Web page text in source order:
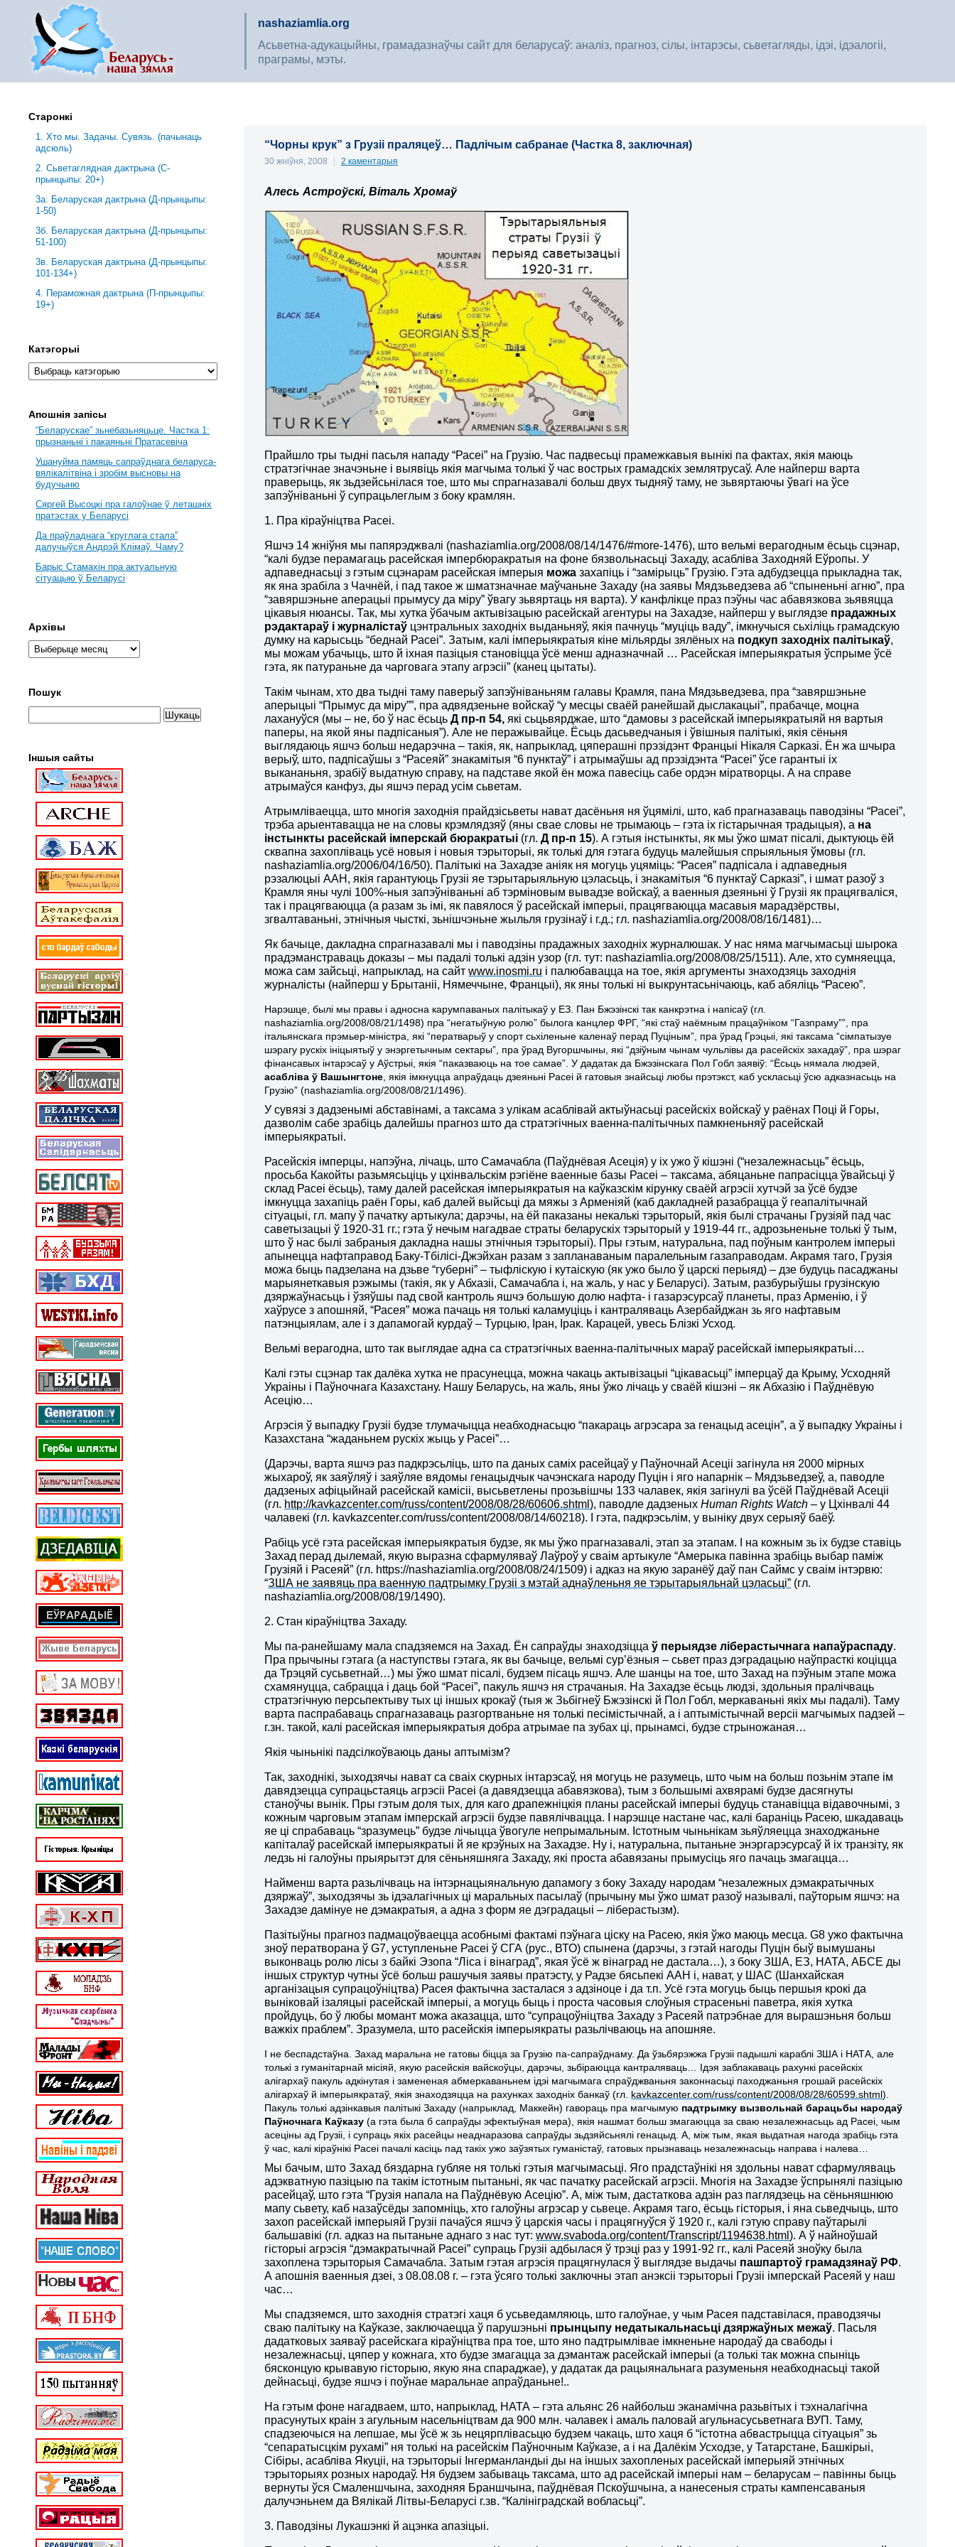
nashaziamlia.org
Асьветна-адукацыйны, грамадазнаўчы сайт для беларусаў: аналіз, прагноз, сілы, інтарэсы, сьветагляды, ідэі, ідэалогіі,
праграмы, мэты.
“Чорны крук” з Грузіі праляцеў… Падлічым сабранае (Частка 8, заключная)
30 жніўня, 2008 | 2 каментарыя
Алесь Астроўскі, Віталь Хромаў
Прайшло тры тыдні пасьля нападу “Расеі” на Грузію. Час падвесьці прамежкавыя вынікі па фактах, якія маюць
стратэгічнае значэньне і выявіць якія магчыма толькі ў час вострых грамадскіх землятрусаў. Але найперш варта
праверыць, як зьдзейсьнілася тое, што мы спрагназавалі больш двух тыдняў таму, не зьвяртаючы ўвагі на ўсе
запэўніваньні ў супрацьлеглым з боку крамлян.
1. Пра кіраўніцтва Расеі.
Яшчэ 14 жніўня мы папярэджвалі (nashaziamlia.org/2008/08/14/1476/#more-1476), што вельмі верагодным ёсьць сцэнар,
“калі будзе перамагаць расейская імпербюракратыя на фоне бязвольнасьці Захаду, асабліва Заходняй Еўропы. У
адпаведнасьці з гэтым сцэнарам расейская імперыя можа захапіць і “замірыць” Грузію. Гэта адбудзецца прыкладна так,
як яна зрабіла з Чачнёй, і пад такое ж шматзначнае маўчаньне Захаду (на заявы Мядзьведзева аб “спыненьні агню”, пра
“завяршэньне аперацыі прымусу да міру” ўвагу зьвяртаць ня варта). У канфлікце праз пэўны час абавязкова зьявяцца
цікавыя нюансы. Так, мы хутка ўбачым актывізацыю расейскай агентуры на Захадзе, найперш у выглядзе прадажных
рэдактараў і журналістаў цэнтральных заходніх выданьняў, якія пачнуць “муціць ваду”, імкнучыся сьхіліць грамадскую
думку на карысьць “беднай Расеі”. Затым, калі імперыякратыя кіне мільярды зялёных на подкуп заходніх палітыкаў,
мы можам убачыць, што й іхная пазіцыя становіцца ўсё менш адназначнай … Расейская імперыякратыя ўспрыме ўсё
гэта, як патураньне да чарговага этапу агрэсіі” (канец цытаты).
Такім чынам, хто два тыдні таму паверыў запэўніваньням галавы Крамля, пана Мядзьведзева, пра “завяршэньне
аперыцыі “Прымус да міру””, пра адвядзеньне войскаў “у месцы сваёй ранейшай дыслакацыі”, прабачце, моцна
лахануўся (мы – не, бо ў нас ёсьць Д пр-п 54, які сьцьвярджае, што “дамовы з расейскай імперыякратыяй ня вартыя
паперы, на якой яны падпісаныя”). Але не перажывайце. Ёсьць дасьведчаныя і ўвішныя палітыкі, якія сёньня
выглядаюць яшчэ больш недарэчна – такія, як, напрыклад, цяперашні прэзідэнт Францыі Нікаля Сарказі. Ён жа шчыра
верыў, што, падпісаўшы з “Расеяй” знакамітыя “6 пунктаў” і атрымаўшы ад прэзідэнта “Расеі” ўсе гарантыі іх
выкананьня, зрабіў выдатную справу, на падставе якой ён можа павесіць сабе ордэн міратворцы. А на справе
атрымаўся канфуз, ды яшчэ перад усім сьветам.
Атрымліваецца, што многія заходнія прайдзісьветы нават дасёньня ня ўцямілі, што, каб прагназаваць паводзіны “Расеі”,
трэба арыентавацца не на словы крэмлядзяў (яны свае словы не трымаюць – гэта іх гістарычная традыцыя), а на
інстынкты расейскай імперскай бюракратыі (гл.Д пр-п 15). А гэтыя інстынкты, як мы ўжо шмат пісалі, дыктуюць ёй
сквапна захопліваць усё новыя і новыя тэрыторыі, як толькі для гэтага будуць малейшыя спрыяльныя ўмовы (гл.
nashaziamlia.org/2006/04/16/50). Палітыкі на Захадзе аніяк ня могуць уцяміць: “Расея” падпісала і адпаведныя
рэзалюцыі ААН, якія гарантуюць Грузіі яе тэрытарыяльную цэласьць, і знакамітыя “6 пунктаў Сарказі”, і шмат разоў з
Крамля яны чулі 100%-ныя запэўніваньні аб тэрміновым вывадзе войскаў, а ваенныя дзеяньні ў Грузіі як працягваліся,
так і працягваюцца (а разам зь імі, як павялося ў расейскай імперыі, працягваюцца масавыя марадзёрствы,
згвалтаваньні, этнічныя чысткі, зьнішчэньне жыльля грузінаў і г.д.; гл. nashaziamlia.org/2008/08/16/1481)…
Як бачыце, дакладна спрагназавалі мы і паводзіны прадажных заходніх журналюшак. У нас няма магчымасьці шырока
прадэманстраваць доказы – мы падалі толькі адзін узор (гл. тут: nashaziamlia.org/2008/08/25/1511). Але, хто сумняецца,
можа сам зайсьці, напрыклад, на сайтwww.inosmi.ru і палюбавацца на тое, якія аргументы знаходзяць заходнія
журналісты (найперш у Брытаніі, Нямеччыне, Францыі), як яны толькі ні выкрунтасьнічаюць, каб абяліць “Расею”.
Нарэшце, былі мы правы і адносна карумпаваных палітыкаў у ЕЗ. Пан Бжэзінскі так канкрэтна і напісаў (гл.
nashaziamlia.org/2008/08/21/1498) пра “негатыўную ролю” былога канцлер ФРГ, “які стаў наёмным працаўніком “Газпраму””, пра
італьянскага прэмьер-міністра , які “ператварыў у спорт сьхіленьне каленаў перад Пуціным”, пра ўрад Грэцыі, які таксама “сімпатызуе
шэрагу рускіх ініцыятыў у энэргетычным сектары”, пра ўрад Вугоршчыны , які “дзіўным чынам чульлівы да расейскіх захадаў”, пра шэраг
фінансавых інтарэсаўу Аўстрыі , якія “паказваюць на тое самае”. У дадатак да Бжэзінскага Пол Гобл заявіў: “Ёсьць нямала людзей,
асабліва ў Вашынгтоне , якія імкнуцца апраўдаць дзеяньні Расеі й гатовыя знайсьці любы прэтэкст, каб ускласьці ўсю адказнасьць на
Грузію” (nashaziamlia.org/2008/08/21/1496).
У сувязі з дадзенымі абставінамі, а таксама з улікам асаблівай актыўнасьці расейскіх войскаў у раёнах Поці й Горы,
дазволім сабе зрабіць далейшы прагноз што да стратэгічных ваенна-палітычных памкненьняў расейскай
імперыякратыі.
Расейскія імперцы, напэўна, лічаць, што Самачабла (Паўднёвая Асеція) у іх ужо ў кішэні (“незалежнасьць” ёсьць,
просьба Какойты разьмясьціць у цхінвальскім рэгіёне ваенные базы Расеі – таксама, абяцаньне папрасіцца ўвайсьці ў
склад Расеі ёсьць), таму далей расейская імперыякратыя на каўказскім кірунку сваёй агрэсіі хутчэй за ўсё будзе
імкнуцца захапіць раён Горы, каб далей выйсьці да мяжы з Арменіяй (каб дакладней разабрацца ў геапалітычнай
сітуацыі, гл. мапу ў пачатку артыкула; дарэчы, на ёй паказаны некалькі тэрыторый, якія былі страчаны Грузіяй пад час
саветызацыі ў 1920-31 гг.; гэта ў нечым нагадвае страты беларускіх тэрыторый у 1919-44 гг., адрозьненьне толькі ў тым,
што ў нас былі забраныя дакладна нашы этнічныя тэрыторыі). Пры гэтым, натуральна, пад поўным кантролем імперыі
апынецца нафтаправод Баку-Тбілісі-Джэйхан разам з запланаваным паралельным газаправодам. Акрамя таго, Грузія
можа быць падзелана на дзьве “губерні” – тыфліскую і кутаіскую (як ужо было ў царскі перыяд) – дзе будуць пасаджаны
марыянеткавыя рэжымы (такія, як у Абхазіі, Самачабла і, на жаль, у нас у Беларусі). Затым, разбурыўшы грузінскую
дзяржаўнасьць і ўзяўшы пад свой кантроль яшчэ большую долю нафта- і газарэсурсаў планеты, праз Арменію, і ў
хаўрусе з апошняй, “Расея” можа пачаць ня толькі каламуціць і кантраляваць Азербайджан зь яго нафтавым
патэнцыялам, але і з дапамогай курдаў – Турцыю, Іран, Ірак. Карацей, увесь Блізкі Усход.
Вельмі верагодна, што так выглядае адна са стратэгічных ваенна-палітычных мараў расейскай імперыякратыі…
Калі гэты сцэнар так далёка хутка не прасунецца, можна чакаць актывізацыі “цікавасьці” імперцаў да Крыму, Усходняй
Украіны і Паўночнага Казахстану. Нашу Беларусь, на жаль, яны ўжо лічаць у сваёй кішэні – як Абхазію і Паўднёвую
Асецію…
Агрэсія ў выпадку Грузіі будзе тлумачыцца неабходнасьцю “пакараць агрэсара за генацыд асецін”, а ў выпадку Украіны і
Казахстана “жаданьнем рускіх жыць у Расеі”…
(Дарэчы, варта яшчэ раз падкрэсьліць, што па даных саміх расейцаў у Паўночнай Асеціі загінула ня 2000 мірных
жыхароў, як заяўляў і заяўляе вядомы генацыдчык чачэнскага народу Пуцін і яго напарнік – Мядзьведзеў, а, паводле
дадзеных афіцыйнай расейскай камісіі, высьветлены прозьвішчы 133 чалавек, якія загінулі ва ўсёй Паўднёвай Асеціі
(гл. http://kavkazcenter.com/russ/content/2008/08/28/60606.shtml), паводле дадзеныхHuman Rights Watch – у Цхінвалі 44
чалавекі (гл. kavkazcenter.com/russ/content/2008/08/14/60218). І гэта, падкрэсьлім, у выніку двух серыяў баёў.
Рабіць усё гэта расейская імперыякратыя будзе, як мы ўжо прагназавалі, этап за этапам. І на кожным зь іх будзе ставіць
Захад перад дылемай, якую выразна сфармуляваў Лаўроў у сваім артыкуле “Амерыка павінна зрабіць выбар паміж
Грузіяй і Расеяй” (гл. https://nashaziamlia.org/2008/08/24/1509) і адказ на якую заранёў даў пан Саймс у сваім інтэрвю:
“ЗША не заявяць пра ваенную падтрымку Грузіі з мэтай аднаўленьня яе тэрытарыяльнай цэласьці” (гл.
nashaziamlia.org/2008/08/19/1490).
2. Стан кіраўніцтва Захаду.
Мы па-ранейшаму мала спадзяемся на Захад. Ён сапраўды знаходзіццаў перыядзе ліберастычнага напаўраспаду.
Пра прычыны гэтага (а наступствы гэтага, як вы бачыце, вельмі сур’ёзныя – сьвет праз дэградацыю наўпрасткі коціцца
да Трэцяй сусьветнай…) мы ўжо шмат пісалі, будзем пісаць яшчэ. Але шанцы на тое, што Захад на пэўным этапе можа
схамянуцца, сабрацца і даць бой “Расеі”, пакуль яшчэ ня страчаныя. На Захадзе ёсьць людзі, здольныя пралічваць
стратэгічную персьпектыву тых ці іншых крокаў (тыя ж Зьбігнеў Бжэзінскі й Пол Гобл, меркаваньні якіх мы падалі). Таму
варта паспрабаваць спрагназаваць разгортваньне ня толькі песімістычнай, а і аптымістычнай версіі магчымых падзей –
г.зн. такой, калі расейская імперыякратыя добра атрымае па зубах ці, прынамсі, будзе стрыножаная…
Якія чыньнікі падсілкоўваюць даны аптымізм?
Так, заходнікі, зыходзячы нават са сваіх скурных інтарэсаў, ня могуць не разумець, што чым на больш позьнім этапе ім
давядзецца супрацьстаяць агрэсіі Расеі (а давядзецца абавязкова), тым з большымі ахвярамі будзе дасягнуты
станоўчы вынік. Пры гэтым доля тых, для каго драпежніцкія планы расейскай імперыі будуць станавіцца відавочнымі, з
кожным чарговым этапам імперскай агрэсіі будзе павялічвацца. І нарэшце настане час, калі бараніць Расею, шкадаваць
яе ці спрабаваць “зразумець” будзе лічыцца ўвогуле непрымальным. Істотным чыньнікам зьяўляецца знаходжаньне
капіталаў расейскай імперыякратыі й яе крэўных на Захадзе. Ну і, натуральна, пытаньне энэргарэсурсаў й іх транзіту, як
ледзь ні галоўны прыярытэт для сёньняшняга Захаду, які проста абавязаны прымусіць яго пачаць змагацца…
Найменш варта разьлічваць на інтэрнацыянальную дапамогу з боку Захаду народам “незалежных дэмакратычных
дзяржаў”, зыходзячы зь ідэалагічных ці маральных пасылаў (прычыну мы ўжо шмат разоў называлі, паўторым яшчэ: на
Захадзе дамінуе не дэмакратыя, а адна з форм яе дэградацыі – ліберастызм).
Пазітыўны прагноз падмацоўваецца асобнымі фактамі пэўнага ціску на Расею, якія ўжо маюць месца. G8 ужо фактычна
зноў ператворана ў G7, уступленьне Расеі ў СГА (рус., ВТО) спынена (дарэчы, з гэтай нагоды Пуцін быў вымушаны
выконваць ролю лісы з байкі Эзопа “Ліса і вінаград”, якая ўсё ж вінаград не дастала…), з боку ЗША, ЕЗ, НАТА, АБСЕ ды
іншых структур чутны ўсё больш рашучыя заявы пратэсту, у Радзе бясьпекі ААН і, нават, у ШАС (Шанхайская
арганізацыя супрацоўніцтва) Расея фактычна засталася з адзіноце і да т.п. Усё гэта могуць быць першыя крокі да
выніковай ізаляцыі расейскай імперыі, а могуць быць і проста часовыя слоўныя страсеньні паветра, якія хутка
пройдуць, бо ў любы момант можа аказацца, што “супрацоўніцтва Захаду з Расеяй патрэбнае для вырашэньня больш
важкіх праблем”. Зразумела, што расейскія імперыякраты разьлічваюць на апошняе.
І не беспадстаўна. Захад маральна не гатовы біцца за Грузію па-сапраўднаму. Да ўзьбярэжжа Грузіі падышлі караблі ЗША і НАТА, але
толькі з гуманітарнай місіяй, якую расейскія вайскоўцы, дарэчы, зьбіраюцца кантраляваць… Ідэя заблакаваць рахункі расейскіх
алігархаў пакуль адкінутая і замененая абмеркаваньнем ідэі магчымага спраўджваньня законнасьці паходжаньня грошай расейскіх
алігархаў й імперыякратаў, якія знаходзяцца на рахунках заходніх банкаў (гл. kavkazcenter.com/russ/content/2008/08/28/60599.shtml).
Пакуль толькі адзінкавыя палітыкі Захаду (напрыклад, Маккейн) гавораць пра магчымую падтрымку вызвольнай барацьбы народаў
Паўночнага Каўказу(а гэта была б сапраўды эфектыўная мера), якія нашмат больш змагаюцца за сваю незалежнасьць ад Расеі, чым
асеціны ад Грузіі, і супраць якіх расейцы неаднаразова сапраўды зьдзяйсьнялі генацыд. А, між тым, якая выдатная нагода зрабіць гэта
ў час, калі кіраўнікі Расеі пачалі касіць пад такіх ужо заўзятых гуманістаў, гатовых прызнаваць незалежнасьць направа і налева…
Мы бачым, што Захад бяздарна губляе ня толькі гэтыя магчымасьці. Яго прадстаўнікі ня здольны нават сфармуляваць
адэкватную пазіцыю па такім істотным пытаньні, як час пачатку расейскай агрэсіі. Многія на Захадзе ўспрынялі пазіцыю
расейцаў, што гэта “Грузія напала на Паўднёвую Асецію”. А, між тым, дастаткова адзін раз паглядзець на сёньняшнюю
мапу сьвету, каб назаўсёды запомніць, хто галоўны агрэсар у сьвеце. Акрамя таго, ёсьць гісторыя, і яна сьведчыць, што
захоп расейскай імперыяй Грузіі пачаўся яшчэ ў царскія часы і працягнуўся ў 1920 г., калі гэтую справу паўтарылі
бальшавікі (гл. адказ на пытаньне аднаго з нас тут:www.svaboda.org/content/Transcript/1194638.html). А ў найноўшай
гісторыі агрэсія “дэмакратычнай Расеі” супраць Грузіі адбылася ў трэці раз у 1991-92 гг., калі Расеяй зноўку была
захоплена тэрыторыя Самачабла. Затым гэтая агрэсія працягнулася ў выглядзе выдачы пашпартоў грамадзянаў РФ.
А апошнія ваенныя дзеі, з 08.08.08 г. – гэта ўсяго толькі заключны этап анэксіі тэрыторыі Грузіі імперскай Расеяй у наш
час…
Мы спадзяемся, што заходнія стратэгі хаця б усьведамляюць, што галоўнае, у чым Расея падставілася, праводзячы
сваю палітыку на Каўказе, заключаецца ў парушэньні прынцыпу недатыкальнасьці дзяржаўных межаў. Пасьля
дадатковых заяваў расейскага кіраўніцтва пра тое, што яно падтрымлівае імкненьне народаў да свабоды і
незалежнасьці, цяпер у кожнага, хто будзе змагацца за дэмантаж расейскай імперыі (а толькі так можна спыніць
бясконцую крывавую гісторыю, якую яна спараджае), у дадатак да рацыянальнага разуменьня неабходнасьці такой
дейнасьці, будзе яшчэ і поўнае маральнае апраўданьне!..
На гэтым фоне нагадваем, што, напрыклад, НАТА – гэта альянс 26 найбольш эканамічна разьвітых і тэхналагічна
прасунутых краін з агульным насельніцтвам да 900 млн. чалавек і амаль паловай агульнасусьветнага ВУП. Таму,
спадзеючыся на лепшае, мы ўсё ж зь нецярплівасьцю будзем чакаць, што хаця б “істотна абвастрыцца сітуацыя” зь
“сепаратысцкім рухамі” ня толькі на расейскім Паўночным Каўказе, а і на Далёкім Усходзе, у Татарстане, Башкірыі,
Сібіры, асабліва Якуціі, на тэрыторыі Інгерманландыі ды на іншых захопленых расейскай імперыяй этнічных
тэрыторыях розных народаў. Ня будзем забываць таксама, што ад расейскай імперыі нам – беларусам – павінны быць
вернуты ўся Смаленшчына, заходняя Браншчына, паўднёвая Пскоўшчына, а нанесеныя страты кампенсаваныя
далучэньнем да Вялікай Літвы-Беларусі г.зв. “Калініградскай вобласьці”.
3. Паводзіны Лукашэнкі й ацэнка апазіцыі.
Старонкі
1. Хто мы. Задачы. Сувязь. (пачынаць
адсюль)
2. Сьветаглядная дактрына (С-
прынцыпы: 20+)
3a. Беларуская дактрына (Д-прынцыпы:
1-50)
3б. Беларуская дактрына (Д-прынцыпы:
51-100)
3в. Беларуская дактрына (Д-прынцыпы:
101-134+)
4. Пераможная дактрына (П-прынцыпы:
19+)
Катэгорыі
Апошнія запісы
“Беларускае” зьнебазьняцьце. Частка 1:
прызнаньні і пакаяньні Пратасевіча
Ушануйма памяць сапраўднага беларуса-
вялікалітвіна і зробім высновы на
будучыню
Сяргей Высоцкі пра галоўнае ў леташніх
пратэстах у Беларусі
Да праўладнага “круглага стала”
далучыўся Андрэй Клімаў. Чаму?
Барыс Стамахін пра актуальную
сітуацыю ў Беларусі
Архівы
Пошук
Іншыя сайты